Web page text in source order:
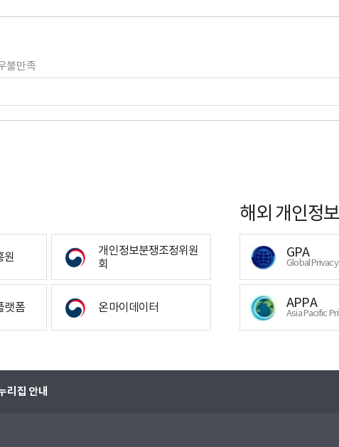
불만족
원
개인정보분쟁조정위원
회
랫폼 온마이데이터
해외 개인정
GPA
Global
APPA
Asia Pacific
리집 안내